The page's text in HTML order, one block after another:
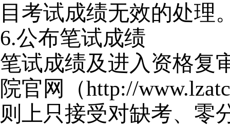
目考试成绩无效的处理
6.公布笔试成绩
笔试成绩及进入资格复
院官网（http://
则上只接受对缺考、零